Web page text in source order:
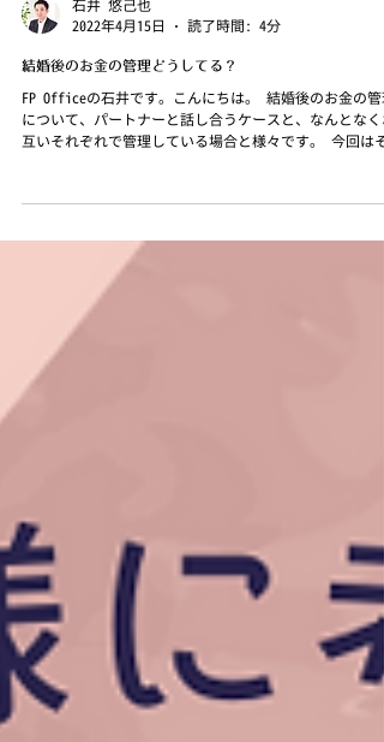
石井 悠己也
2022年4月15日
読了時間: 4分
FP Officeの石井です。こんにちは。 結婚後のお金の管
互いそれぞれで管理している場合と様々です。 今回はそ
ぞれのパターンのメリット、デメリットについて考えて
きましょう。...